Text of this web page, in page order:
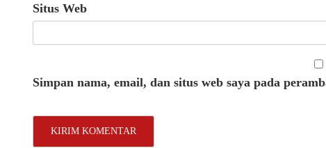
Situs Web
Simpan nama, email, dan situs web saya pada